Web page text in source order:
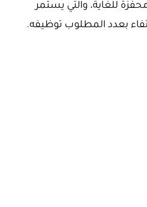
للغاية، والتي يستمر
بعدد المطلوب توظيفه.